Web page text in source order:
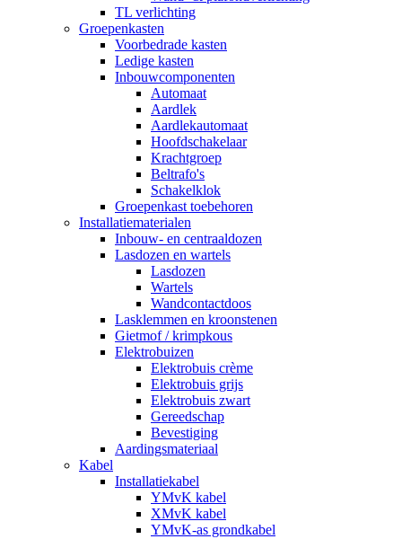
TL verlichting
Groepenkasten
Voorbedrade kasten
Ledige kasten
Inbouwcomponenten
Automaat
Aardlek
Aardlekautomaat
Hoofdschakelaar
Krachtgroep
Beltrafo's
Schakelklok
Groepenkast toebehoren
Installatiematerialen
Inbouw- en centraaldozen
Lasdozen en wartels
Lasdozen
Wartels
Wandcontactdoos
Lasklemmen en kroonstenen
Gietmof / krimpkous
Elektrobuizen
Elektrobuis crème
Elektrobuis grijs
Elektrobuis zwart
Gereedschap
Bevestiging
Aardingsmateriaal
Kabel
Installatiekabel
YMvK kabel
XMvK kabel
YMvK-as grondkabel